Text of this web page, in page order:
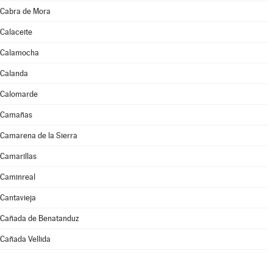
Cabra de Mora
Calaceite
Calamocha
Calanda
Calomarde
Camañas
Camarena de la Sierra
Camarillas
Caminreal
Cantavieja
Cañada de Benatanduz
Cañada Vellida